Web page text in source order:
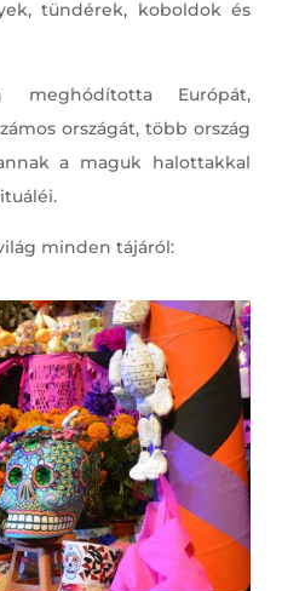
tündérek, koboldok és
Európát,
országát, több ország
a maguk halottakkal
minden tájáról: